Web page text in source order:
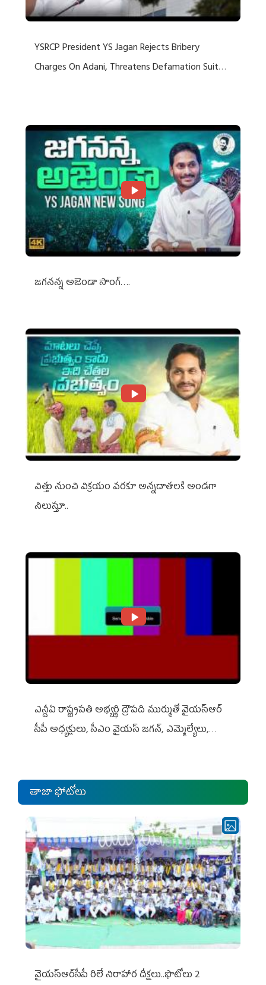
YSRCP President YS Jagan Rejects Bribery
Charges On Adani, Threatens Defamation Suit
జగనన్న అజెండా సాంగ్….
విత్తు నుంచి విక్రయం వరకూ అన్నదాతలకి అండగా
నిలుస్తూ..
ఎన్డీఏ రాష్ట్ర‌ప‌తి అభ్య‌ర్థి ద్రౌప‌ది ముర్ముతో వైయ‌స్ఆర్
సీపీ అధ్య‌క్షులు, సీఎం వైయ‌స్ జ‌గ‌న్, ఎమ్మెల్యేలు,
తాజా ఫోటోలు
వైయ‌స్ఆర్‌సీపీ రిలే నిరాహార దీక్షలు..ఫొటోలు 2